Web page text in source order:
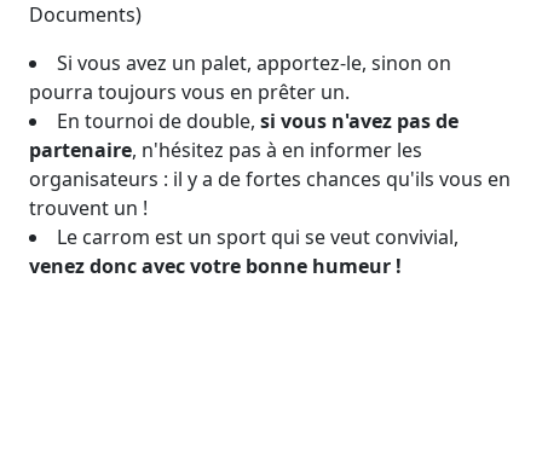
Documents)
Si vous avez un palet, apportez-le, sinon on
pourra toujours vous en prêter un.
En tournoi de double, si vous n'avez pas de
partenaire, n'hésitez pas à en informer les
organisateurs : il y a de fortes chances qu'ils vous en
trouvent un !
Le carrom est un sport qui se veut convivial,
venez donc avec votre bonne humeur !